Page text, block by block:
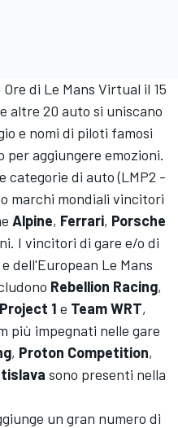
di Le Mans Virtual il 15
altre 20 auto si uniscano
e nomi di piloti famosi
aggiungere emozioni.
categorie di auto (LMP2 -
marchi mondiali vincitori
Alpine, Ferrari, Porsche
I vincitori di gare e/o di
dell'European Le Mans
Rebellion Racing,
1 e Team WRT,
più impegnati nelle gare
, Proton Competition,
sono presenti nella
un gran numero di